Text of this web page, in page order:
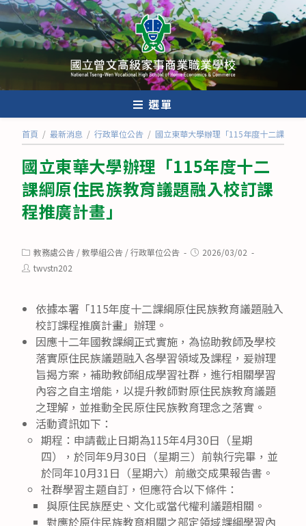
跳
轉
至
內
選單
首頁 / 最新消息 / 行政單位公告 / 國立東華大學辦理「115年度十二課綱原
國立東華大學辦理「115年度十二
課綱原住民族教育議題融入校訂課
程推廣計畫」
Post
category:
教務處公告 /教學組公告 /行政單位公告
Post2026/03/02
Posttwvstn202
依據本署「115年度十二課綱原住民族教育議題融入
校訂課程推廣計畫」辦理。
因應十二年國教課綱正式實施，為協助教師及學校
落實原住民族議題融入各學習領域及課程，爰辦理
旨揭方案，補助教師組成學習社群，進行相關學習
內容之自主增能，以提升教師對原住民族教育議題
之理解，並推動全民原住民族教育理念之落實。
活動資訊如下：
期程：申請截止日期為115年4月30日（星期
四），於同年9月30日（星期三）前執行完畢，並
於同年10月31日（星期六）前繳交成果報告書。
社群學習主題自訂，但應符合以下條件：
與原住民族歷史、文化或當代權利議題相關。
對應於原住民族教育相關之部定領域課綱學習內